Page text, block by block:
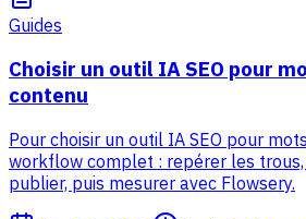
Guides
Choisir un outil IA SEO pour
contenu
Pour choisir un outil IA SEO pour
workflow complet : repérer les
publier, puis mesurer avec Flowsery.